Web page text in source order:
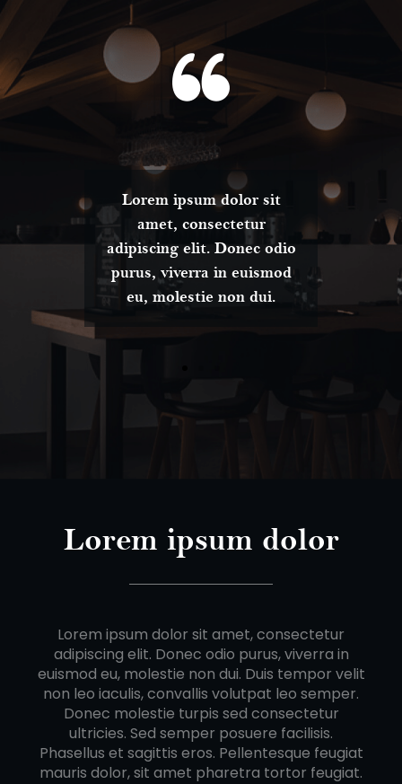
Lorem ipsum dolor sit
amet, consectetur
adipiscing elit. Donec odio
purus, viverra in euismod
eu, molestie non dui.
Lorem ipsum dolor
Lorem ipsum dolor sit amet, consectetur
adipiscing elit. Donec odio purus, viverra in
euismod eu, molestie non dui. Duis tempor velit
non leo iaculis, convallis volutpat leo semper.
Donec molestie turpis sed consectetur
ultricies. Sed semper posuere facilisis.
Phasellus et sagittis eros. Pellentesque feugiat
mauris dolor, sit amet pharetra tortor feugiat.